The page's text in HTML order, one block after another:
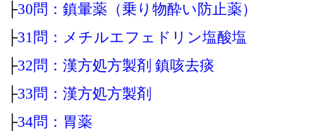
├30問：鎮暈薬（乗り物酔い防止薬）
├31問：メチルエフェドリン塩酸塩
├32問：漢方処方製剤 鎮咳去痰
├33問：漢方処方製剤
├34問：胃薬